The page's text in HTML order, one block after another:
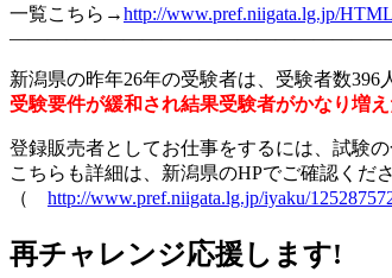
一覧こちら→http://www.pref.niigata.lg.jp/
新潟県の昨年26年の受験者は、受験者数396
受験要件が緩和され結果受験者がかなり増
登録販売者としてお仕事をするには、試験の
こちらも詳細は、新潟県のHPでご確認くださ
（ http://www.pref.niigata.lg.jp/iyaku/
再チャレンジ応援します!